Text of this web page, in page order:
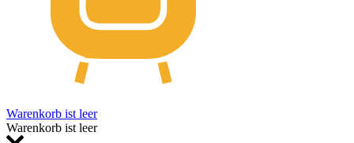
Warenkorb ist leer
Warenkorb ist leer